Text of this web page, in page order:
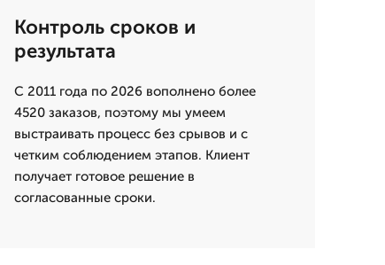
Контроль сроков и
результата
С 2011 года по 2026 вополнено более
4520 заказов, поэтому мы умеем
выстраивать процесс без срывов и с
четким соблюдением этапов. Клиент
получает готовое решение в
согласованные сроки.